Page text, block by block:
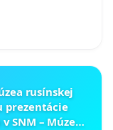
rusínskej
prezentácie
SNM – Múzeu